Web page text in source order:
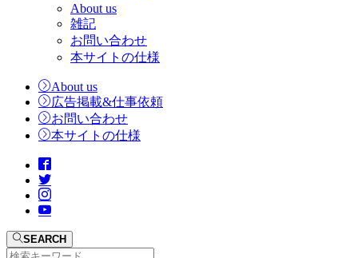
About us
雑記
お問い合わせ
本サイトの仕様
About us
広告掲載&仕事依頼
お問い合わせ
本サイトの仕様
SEARCH